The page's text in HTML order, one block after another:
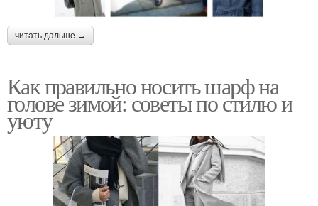
читать дальше →
Как правильно носить шарф на
голове зимой: советы по стилю и
уюту